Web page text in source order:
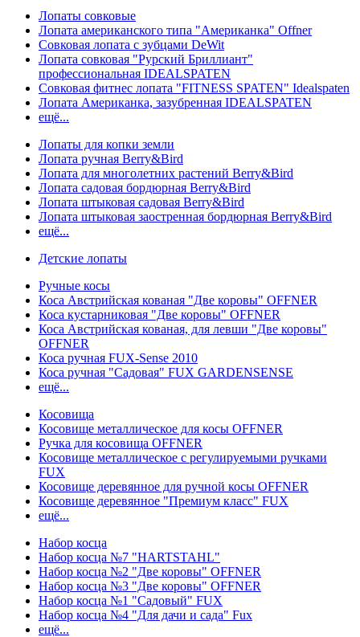
Лопаты совковые
Лопата американского типа "Американка" Offner
Совковая лопата с зубцами DeWit
Лопата совковая "Рурский Бриллиант"
профессиональная IDEALSPATEN
Совковая фитнес лопата "FITNESS SPATEN" Idealspaten
Лопата Американка, зазубренная IDEALSPATEN
ещё...
Лопаты для копки земли
Лопата ручная Berry&Bird
Лопата для многолетних растений Berry&Bird
Лопата садовая бордюрная Berry&Bird
Лопата штыковая садовая Berry&Bird
Лопата штыковая заостренная бордюрная Berry&Bird
ещё...
Детские лопаты
Ручные косы
Коса Австрийская кованая "Две коровы" OFFNER
Коса кустарниковая "Две коровы" OFFNER
Коса Австрийская кованая, для левши "Две коровы"
OFFNER
Коса ручная FUX-Sense 2010
Коса ручная "Садовая" FUX GARDENSENSE
ещё...
Косовища
Косовище металлическое для косы OFFNER
Ручка для косовища OFFNER
Косовище металлическое с регулируемыми ручками
FUX
Косовище деревянное для ручной косы OFFNER
Косовище деревянное "Премиум класс" FUX
ещё...
Набор косца
Набор косца №7 "HARTSTAHL"
Набор косца №2 "Две коровы" OFFNER
Набор косца №3 "Две коровы" OFFNER
Набор косца №1 "Садовый" FUX
Набор косца №4 "Для дачи и сада" Fux
ещё...